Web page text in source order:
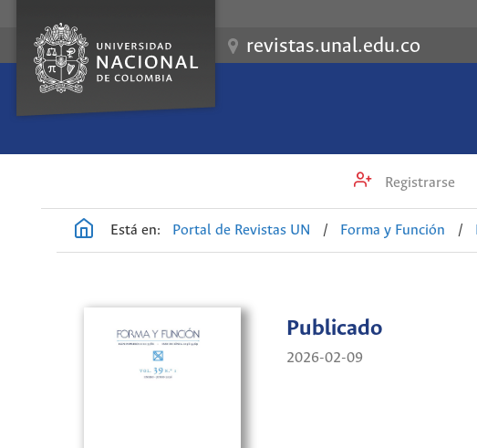
revistas.unal.edu.co
Registrarse
Está en: Portal de Revistas UN / Forma y Función /
Publicado
2026-02-09